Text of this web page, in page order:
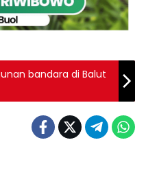
bandara di Balut